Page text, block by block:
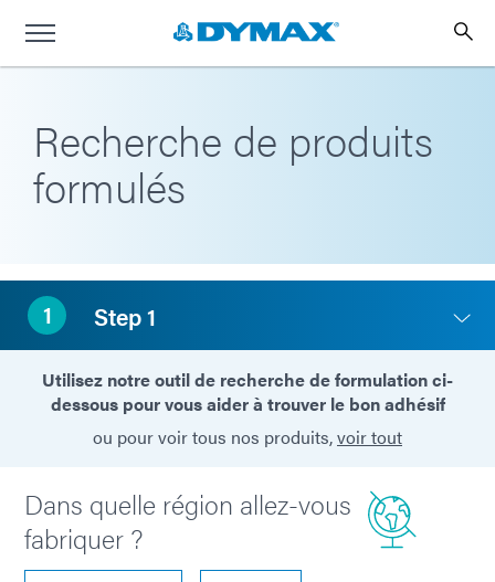
Recherche de produits
formulés
1 Step 1
Utilisez notre outil de recherche de formulation ci-
dessous pour vous aider à trouver le bon adhésif
ou pour voir tous nos produits,voir tout
Dans quelle région allez-vous
fabriquer ?